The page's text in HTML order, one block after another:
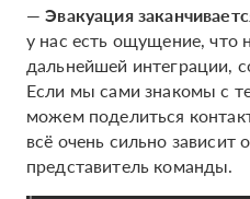
—Эвакуация
у нас есть ощущение,
дальнейшей интеграции,
Если мы сами знакомы с
можем поделиться
всё очень сильно
представитель команды.